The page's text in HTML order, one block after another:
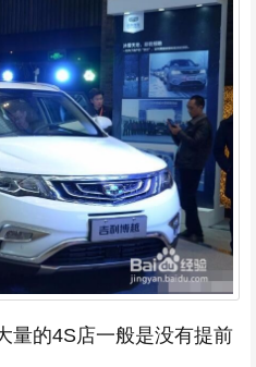
量的4S店一般是没有提前